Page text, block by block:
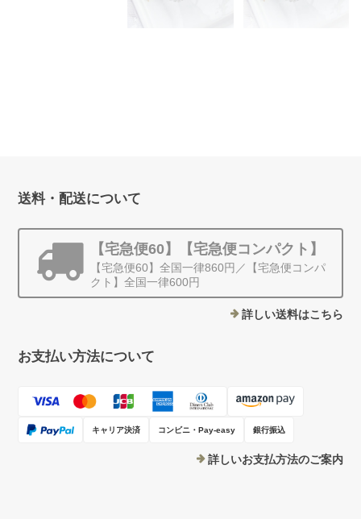
送料・配送について
【宅急便60】【宅急便コンパクト】
【宅急便60】全国一律860円／【宅急便コンパ
クト】全国一律600円
詳しい送料はこちら
お支払い方法について
キャリア決済 コンビニ・Pay-easy 銀行振込
詳しいお支払方法のご案内